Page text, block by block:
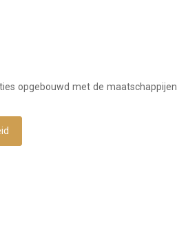
opgebouwd met de maatschappijen.